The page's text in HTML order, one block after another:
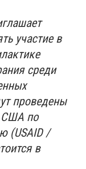
участие в
среди
проведены
США по
(USAID /
в